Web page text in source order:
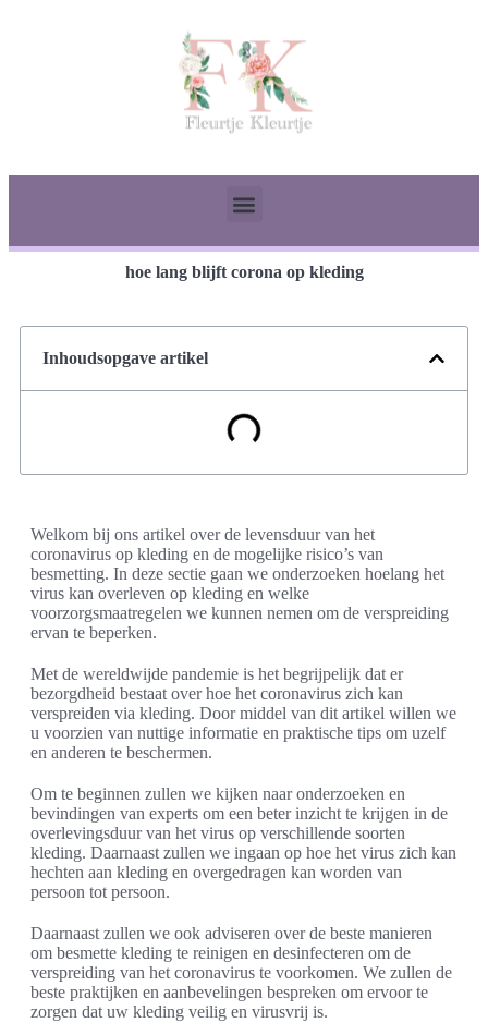
hoe lang blijft corona op kleding
Inhoudsopgave artikel
Welkom bij ons artikel over de levensduur van het
coronavirus op kleding en de mogelijke risico’s van
besmetting. In deze sectie gaan we onderzoeken hoelang het
virus kan overleven op kleding en welke
voorzorgsmaatregelen we kunnen nemen om de verspreiding
ervan te beperken.
Met de wereldwijde pandemie is het begrijpelijk dat er
bezorgdheid bestaat over hoe het coronavirus zich kan
verspreiden via kleding. Door middel van dit artikel willen we
u voorzien van nuttige informatie en praktische tips om uzelf
en anderen te beschermen.
Om te beginnen zullen we kijken naar onderzoeken en
bevindingen van experts om een beter inzicht te krijgen in de
overlevingsduur van het virus op verschillende soorten
kleding. Daarnaast zullen we ingaan op hoe het virus zich kan
hechten aan kleding en overgedragen kan worden van
persoon tot persoon.
Daarnaast zullen we ook adviseren over de beste manieren
om besmette kleding te reinigen en desinfecteren om de
verspreiding van het coronavirus te voorkomen. We zullen de
beste praktijken en aanbevelingen bespreken om ervoor te
zorgen dat uw kleding veilig en virusvrij is.